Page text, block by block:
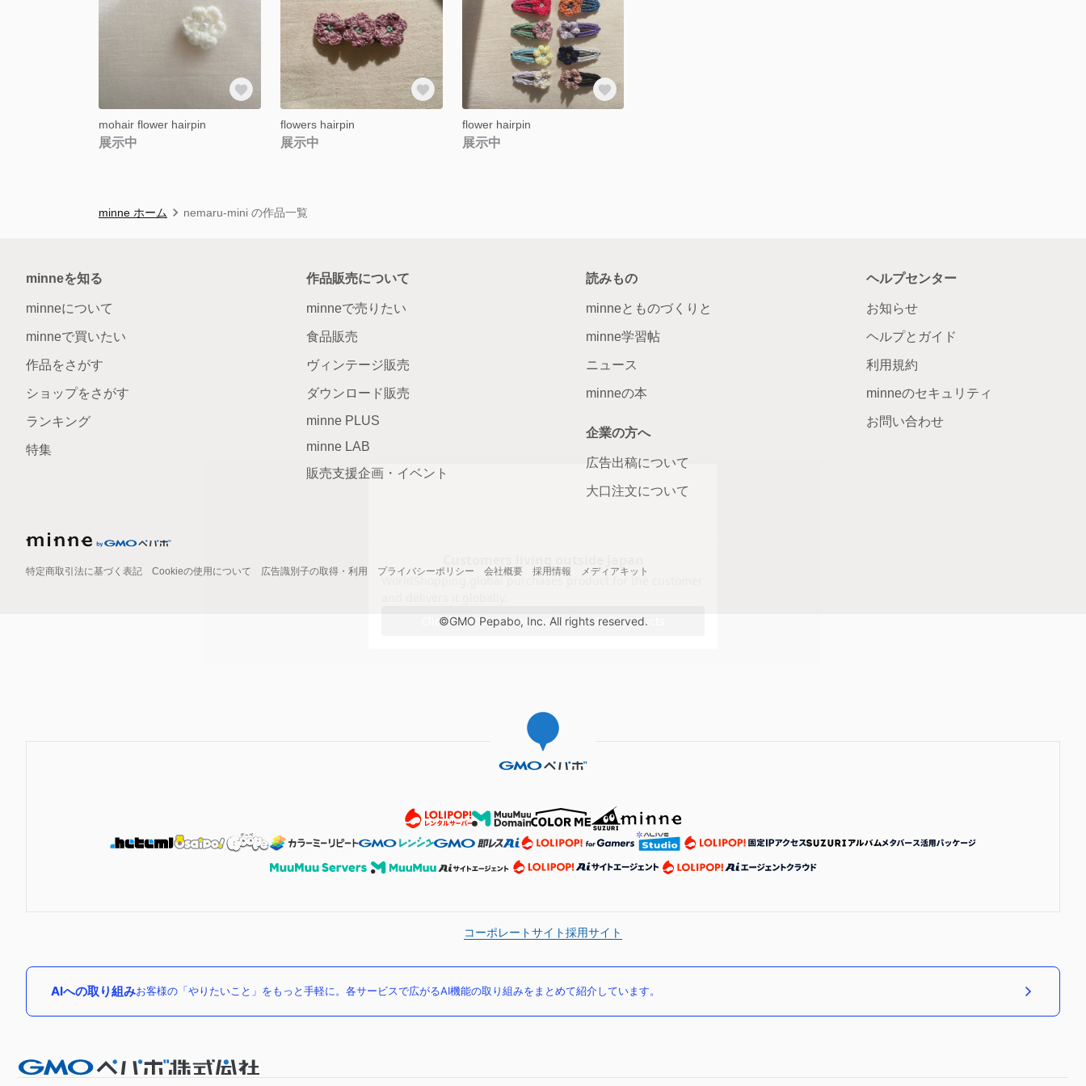
mohair flower hairpin
展示中
flowers hairpin
展示中
flower hairpin
展示中
minne ホーム nemaru-mini の作品一覧
minneを知る
minneについて
minneで買いたい
作品をさがす
ショップをさがす
ランキング
特集
作品販売について
minneで売りたい
食品販売
ヴィンテージ販売
ダウンロード販売
minne PLUS
minne LAB
販売支援企画・イベント
読みもの
minneとものづくりと
minne学習帖
ニュース
minneの本
企業の方へ
広告出稿について
大口注文について
ヘルプセンター
お知らせ
ヘルプとガイド
利用規約
minneのセキュリティ
お問い合わせ
特定商取引法に基づく表記 Cookieの使用について 広告識別子の取得・利用 プライバシーポリシー 会社概要 採用情報 メディアキット
©GMO Pepabo, Inc. All rights reserved.
コーポレートサイト採用サイト
AIへの取り組みお客様の「やりたいこと」をもっと手軽に。各サービスで広がるAI機能の取り組みをまとめて紹介しています。